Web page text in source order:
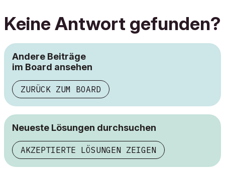
Keine Antwort gefunden?
Andere Beiträge
im Board ansehen
ZURÜCK ZUM BOARD
Neueste Lösungen durchsuchen
AKZEPTIERTE LÖSUNGEN ZEIGEN